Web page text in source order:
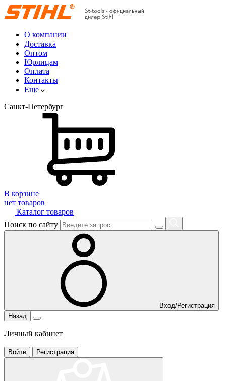
О компании
Доставка
Оптом
Юрлицам
Оплата
Контакты
Еще
Санкт-Петербург
В корзине
нет товаров
Каталог товаров
Поиск по сайту
Вход/Регистрация
Назад
Личный кабинет
Войти Регистрация